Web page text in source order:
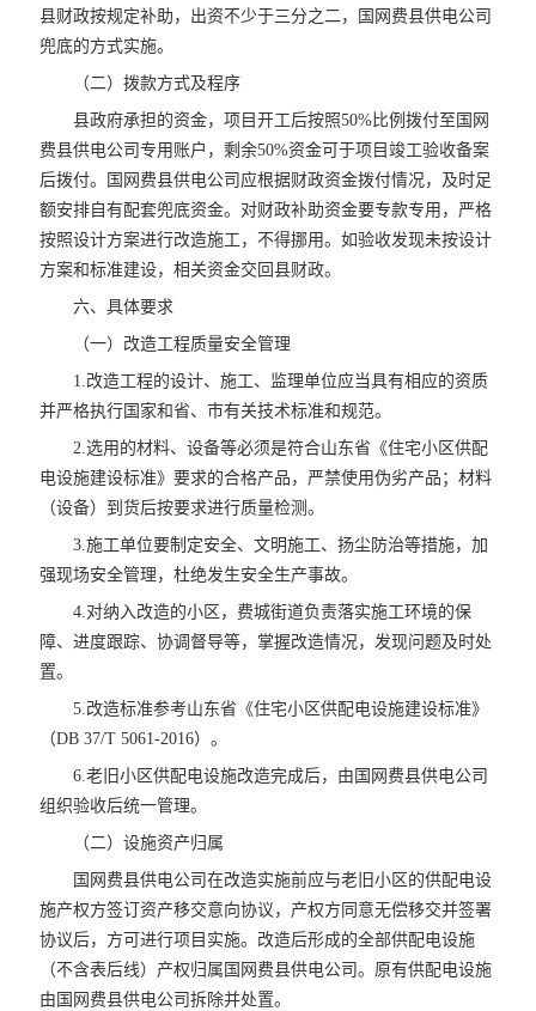
县财政按规定补助，出资不少于三分之二，国网费县供电公司
兜底的方式实施。
（二）拨款方式及程序
县政府承担的资金，项目开工后按照50%比例拨付至国网
费县供电公司专用账户，剩余50%资金可于项目竣工验收备案
后拨付。国网费县供电公司应根据财政资金拨付情况，及时足
额安排自有配套兜底资金。对财政补助资金要专款专用，严格
按照设计方案进行改造施工，不得挪用。如验收发现未按设计
方案和标准建设，相关资金交回县财政。
六、具体要求
（一）改造工程质量安全管理
1.改造工程的设计、施工、监理单位应当具有相应的资质
并严格执行国家和省、市有关技术标准和规范。
2.选用的材料、设备等必须是符合山东省《住宅小区供配
电设施建设标准》要求的合格产品，严禁使用伪劣产品；材料
（设备）到货后按要求进行质量检测。
3.施工单位要制定安全、文明施工、扬尘防治等措施，加
强现场安全管理，杜绝发生安全生产事故。
4.对纳入改造的小区，费城街道负责落实施工环境的保
障、进度跟踪、协调督导等，掌握改造情况，发现问题及时处
置。
5.改造标准参考山东省《住宅小区供配电设施建设标准》
（DB 37/T 5061-2016）。
6.老旧小区供配电设施改造完成后，由国网费县供电公司
组织验收后统一管理。
（二）设施资产归属
国网费县供电公司在改造实施前应与老旧小区的供配电设
施产权方签订资产移交意向协议，产权方同意无偿移交并签署
协议后，方可进行项目实施。改造后形成的全部供配电设施
（不含表后线）产权归属国网费县供电公司。原有供配电设施
由国网费县供电公司拆除并处置。